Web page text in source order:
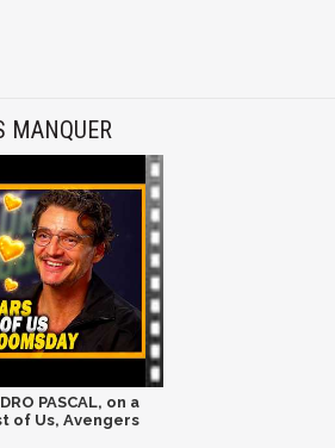
MANQUER
PASCAL, on a
of Us, Avengers